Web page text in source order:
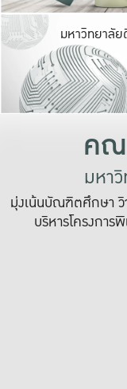
มหาวิทยาลั
คณ
มหา
มุ่งเน้นบัณฑิตศึกษา วิ
บริหารโครงการ